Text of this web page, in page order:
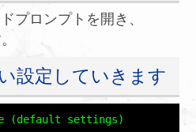
プロンプトを開き、
設定していきます
(default settings)